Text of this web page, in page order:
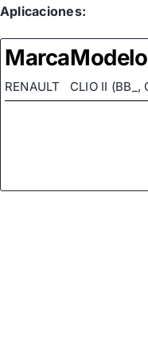
Aplicaciones:
MarcaModelo
RENAULT CLIO II (BB_,
RENAULT CLIO II (BB_,